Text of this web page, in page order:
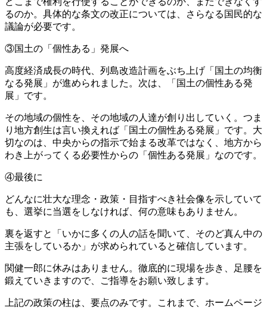
るのか。具体的な条文の改正については、さらなる国民的な
議論が必要です。
③国土の「個性ある」発展へ
高度経済成長の時代、列島改造計画をぶち上げ「国土の均衡
なる発展」が進められました。次は、「国土の個性ある発
展」です。
その地域の個性を、その地域の人達が創り出していく。つま
り地方創生は言い換えれば「国土の個性ある発展」です。大
切なのは、中央からの指示で始まる改革ではなく、地方から
わき上がってくる必要性からの「個性ある発展」なのです。
④最後に
どんなに壮大な理念・政策・目指すべき社会像を示していて
も、選挙に当選をしなければ、何の意味もありません。
裏を返すと「いかに多くの人の話を聞いて、そのど真ん中の
主張をしているか」が求められていると確信しています。
関健一郎に休みはありません。徹底的に現場を歩き、足腰を
鍛えていきますので、ご指導をお願い致します。
上記の政策の柱は、要点のみです。これまで、ホームページ